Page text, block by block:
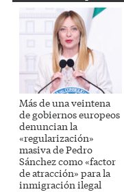
Más de una veintena
de gobiernos europeos
denuncian la
«regularización»
masiva de Pedro
Sánchez como «factor
de atracción» para la
inmigración ilegal